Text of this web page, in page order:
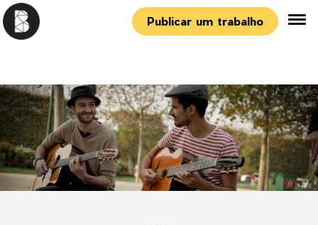
Publicar um trabalho